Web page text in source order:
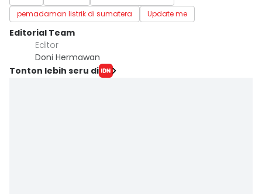
pemadaman listrik di sumatera
Update me
Editorial Team
Editor
Doni Hermawan
Tonton lebih seru di